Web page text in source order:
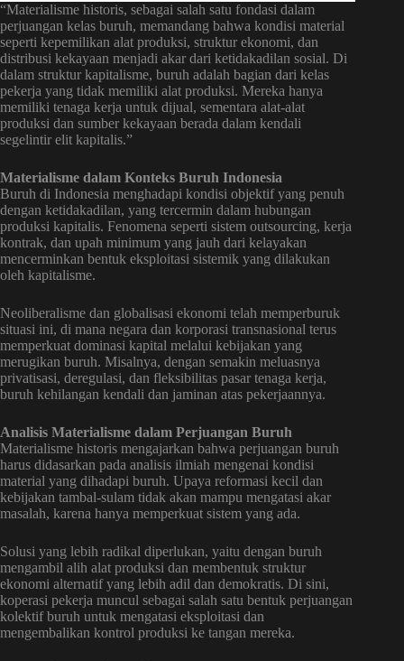
“Materialisme historis, sebagai salah satu fondasi dalam
perjuangan kelas buruh, memandang bahwa kondisi material
seperti kepemilikan alat produksi, struktur ekonomi, dan
distribusi kekayaan menjadi akar dari ketidakadilan sosial. Di
dalam struktur kapitalisme, buruh adalah bagian dari kelas
pekerja yang tidak memiliki alat produksi. Mereka hanya
memiliki tenaga kerja untuk dijual, sementara alat-alat
produksi dan sumber kekayaan berada dalam kendali
segelintir elit kapitalis.”
Materialisme dalam Konteks Buruh Indonesia
Buruh di Indonesia menghadapi kondisi objektif yang penuh
dengan ketidakadilan, yang tercermin dalam hubungan
produksi kapitalis. Fenomena seperti sistem outsourcing, kerja
kontrak, dan upah minimum yang jauh dari kelayakan
mencerminkan bentuk eksploitasi sistemik yang dilakukan
oleh kapitalisme.
Neoliberalisme dan globalisasi ekonomi telah memperburuk
situasi ini, di mana negara dan korporasi transnasional terus
memperkuat dominasi kapital melalui kebijakan yang
merugikan buruh. Misalnya, dengan semakin meluasnya
privatisasi, deregulasi, dan fleksibilitas pasar tenaga kerja,
buruh kehilangan kendali dan jaminan atas pekerjaannya.
Analisis Materialisme dalam Perjuangan Buruh
Materialisme historis mengajarkan bahwa perjuangan buruh
harus didasarkan pada analisis ilmiah mengenai kondisi
material yang dihadapi buruh. Upaya reformasi kecil dan
kebijakan tambal-sulam tidak akan mampu mengatasi akar
masalah, karena hanya memperkuat sistem yang ada.
Solusi yang lebih radikal diperlukan, yaitu dengan buruh
mengambil alih alat produksi dan membentuk struktur
ekonomi alternatif yang lebih adil dan demokratis. Di sini,
koperasi pekerja muncul sebagai salah satu bentuk perjuangan
kolektif buruh untuk mengatasi eksploitasi dan
mengembalikan kontrol produksi ke tangan mereka.